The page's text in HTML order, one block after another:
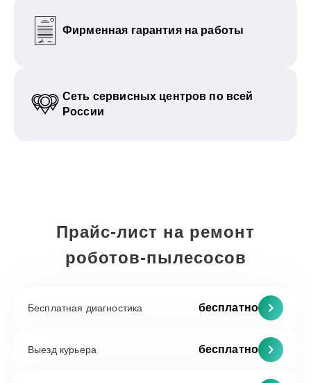
Фирменная гарантия на работы
Сеть сервисных центров по всей
России
Прайс-лист на ремонт
роботов-пылесосов
Бесплатная диагностика бесплатно
Выезд курьера бесплатно